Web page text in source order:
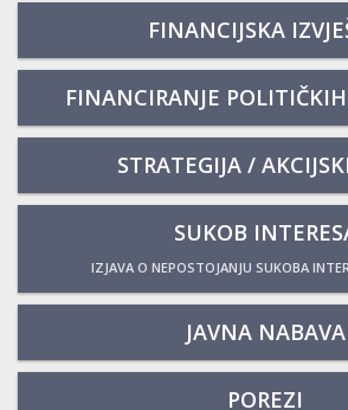
FINANCIJSKA
FINANCIRANJE
STRATEGIJA /
SUKOB
IZJAVA O NEPOSTOJANJU SUKOBA
JAVNA NABAVA
POREZI